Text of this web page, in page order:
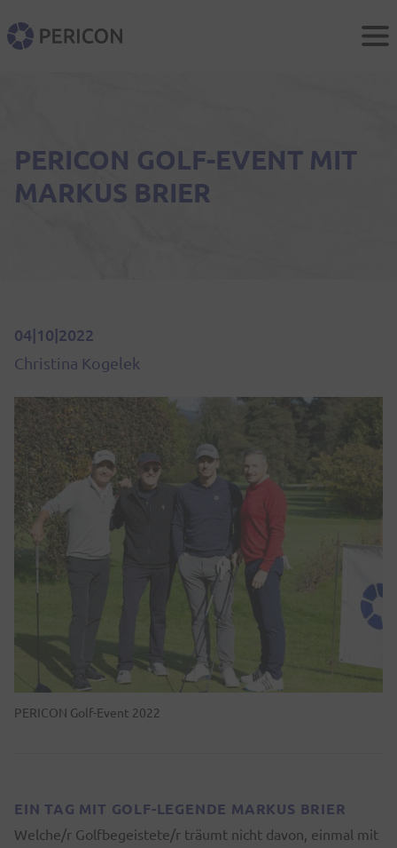
PERICON GOLF-EVENT MIT
MARKUS BRIER
04|10|2022
Christina Kogelek
PERICON Golf-Event 2022
EIN TAG MIT GOLF-LEGENDE MARKUS BRIER
Welche/r Golfbegeistete/r träumt nicht davon, einmal mit